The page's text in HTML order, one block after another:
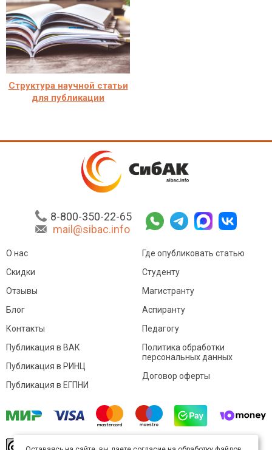
Структура научной статьи
для публикации
8-800-350-22-65
mail@sibac.info
О нас
Скидки
Отзывы
Блог
Контакты
Где опубликовать статью
Студенту
Магистранту
Аспиранту
Педагогу
Публикация в ВАК
Публикация в РИНЦ
Публикация в ЕГПНИ
Политика обработки
персональных данных
Договор оферты